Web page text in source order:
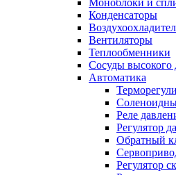
Моноблоки и
Конденсаторы
Вентиляторы
Теплообменники
Сосуды высокого
Автоматика
Реле
Регулятор
Обратный
Регулятор